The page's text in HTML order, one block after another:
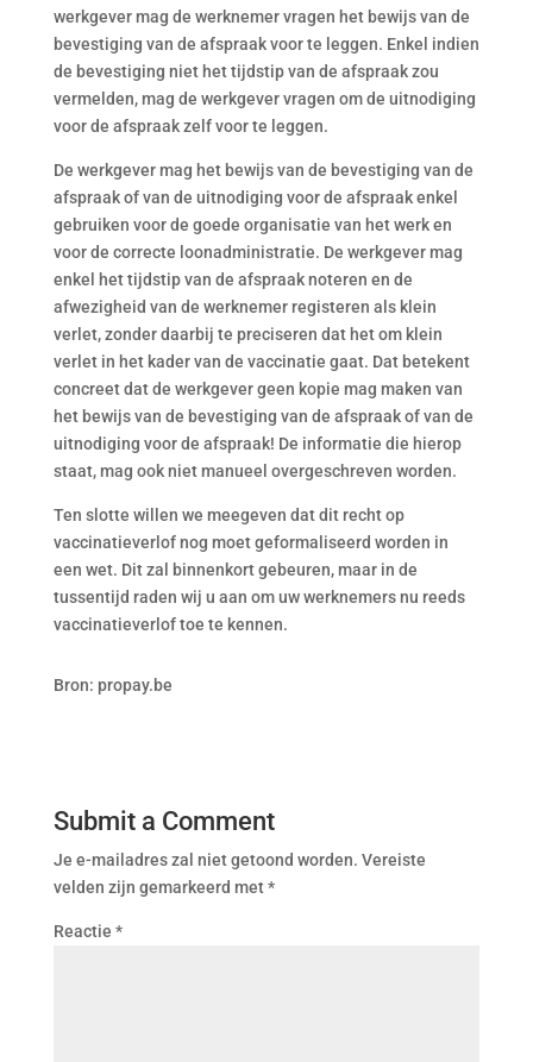
werkgever mag de werknemer vragen het bewijs van de
bevestiging van de afspraak voor te leggen. Enkel indien
de bevestiging niet het tijdstip van de afspraak zou
vermelden, mag de werkgever vragen om de uitnodiging
voor de afspraak zelf voor te leggen.
De werkgever mag het bewijs van de bevestiging van de
afspraak of van de uitnodiging voor de afspraak enkel
gebruiken voor de goede organisatie van het werk en
voor de correcte loonadministratie. De werkgever mag
enkel het tijdstip van de afspraak noteren en de
afwezigheid van de werknemer registeren als klein
verlet, zonder daarbij te preciseren dat het om klein
verlet in het kader van de vaccinatie gaat. Dat betekent
concreet dat de werkgever geen kopie mag maken van
het bewijs van de bevestiging van de afspraak of van de
uitnodiging voor de afspraak! De informatie die hierop
staat, mag ook niet manueel overgeschreven worden.
Ten slotte willen we meegeven dat dit recht op
vaccinatieverlof nog moet geformaliseerd worden in
een wet. Dit zal binnenkort gebeuren, maar in de
tussentijd raden wij u aan om uw werknemers nu reeds
vaccinatieverlof toe te kennen.
Bron: propay.be
Submit a Comment
Je e-mailadres zal niet getoond worden. Vereiste
velden zijn gemarkeerd met*
Reactie *